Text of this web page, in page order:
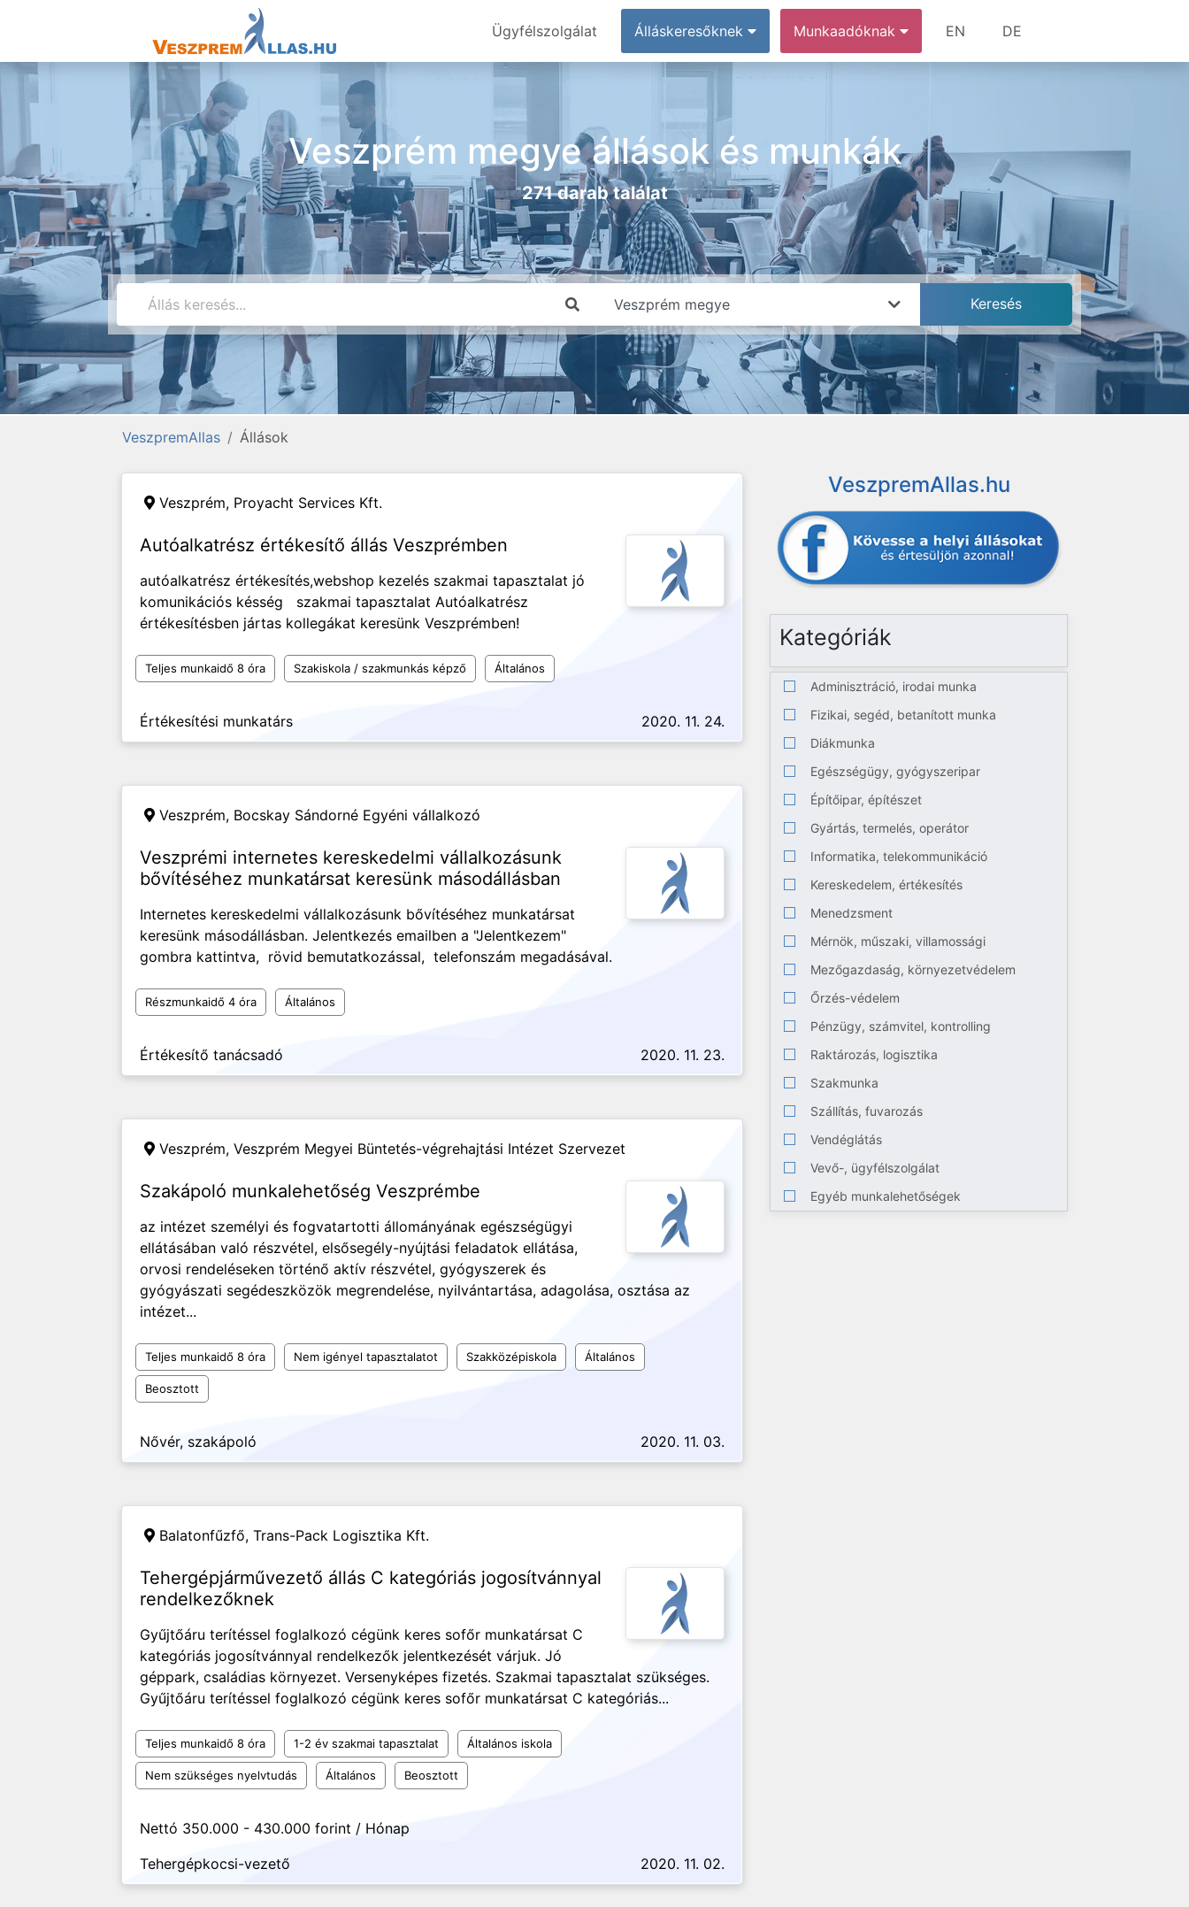
Ügyfélszolgálat Álláskeresőknek Munkaadóknak EN DE
Veszprém megye állások és munkák
271 darab találat
VeszpremAllas Állások
Veszprém, Proyacht Services Kft.
Autóalkatrész értékesítő állás Veszprémben
autóalkatrész értékesítés,webshop kezelés szakmai tapasztalat jó
komunikációs késség szakmai tapasztalat Autóalkatrész
értékesítésben jártas kollegákat keresünk Veszprémben!
Teljes munkaidő 8 óra Szakiskola / szakmunkás képző Általános
Értékesítési munkatárs 2020. 11. 24.
Veszprém, Bocskay Sándorné Egyéni vállalkozó
Veszprémi internetes kereskedelmi vállalkozásunk
bővítéséhez munkatársat keresünk másodállásban
Internetes kereskedelmi vállalkozásunk bővítéséhez munkatársat
keresünk másodállásban. Jelentkezés emailben a "Jelentkezem"
gombra kattintva, rövid bemutatkozással, telefonszám megadásával.
Részmunkaidő 4 óra Általános
Értékesítő tanácsadó 2020. 11. 23.
Veszprém, Veszprém Megyei Büntetés-végrehajtási Intézet Szervezet
Szakápoló munkalehetőség Veszprémbe
az intézet személyi és fogvatartotti állományának egészségügyi
ellátásában való részvétel, elsősegély-nyújtási feladatok ellátása,
orvosi rendeléseken történő aktív részvétel, gyógyszerek és
gyógyászati segédeszközök megrendelése, nyilvántartása, adagolása, osztása az
intézet...
Teljes munkaidő 8 óra Nem igényel tapasztalatot Szakközépiskola Általános
Beosztott
Nővér, szakápoló 2020. 11. 03.
Balatonfűzfő, Trans-Pack Logisztika Kft.
Tehergépjárművezető állás C kategóriás jogosítvánnyal
rendelkezőknek
Gyűjtőáru terítéssel foglalkozó cégünk keres sofőr munkatársat C
kategóriás jogosítvánnyal rendelkezők jelentkezését várjuk. Jó
géppark, családias környezet. Versenyképes fizetés. Szakmai tapasztalat szükséges.
Gyűjtőáru terítéssel foglalkozó cégünk keres sofőr munkatársat C kategóriás...
Teljes munkaidő 8 óra 1-2 év szakmai tapasztalat Általános iskola
Nem szükséges nyelvtudás Általános Beosztott
Nettó 350.000 - 430.000 forint / Hónap
Tehergépkocsi-vezető
2020. 11. 02.
VeszpremAllas.hu
Kategóriák
Adminisztráció, irodai munka
Fizikai, segéd, betanított munka
Diákmunka
Egészségügy, gyógyszeripar
Építőipar, építészet
Gyártás, termelés, operátor
Informatika, telekommunikáció
Kereskedelem, értékesítés
Menedzsment
Mérnök, műszaki, villamossági
Mezőgazdaság, környezetvédelem
Őrzés-védelem
Pénzügy, számvitel, kontrolling
Raktározás, logisztika
Szakmunka
Szállítás, fuvarozás
Vendéglátás
Vevő-, ügyfélszolgálat
Egyéb munkalehetőségek